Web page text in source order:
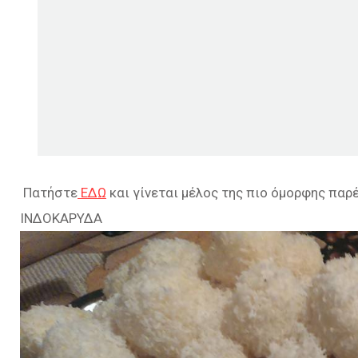
Πατήστε ΕΔΩ και γίνεται μέλος της πιο όμορφης
ΙΝΔΟΚΑΡΥΔΑ